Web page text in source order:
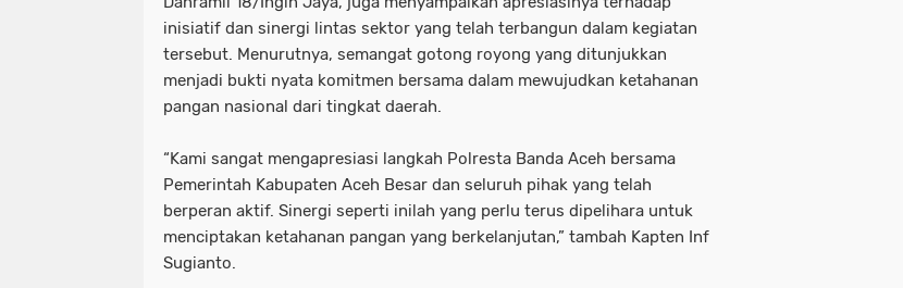
inisiatif dan sinergi lintas sektor yang telah terbangun dalam kegiatan
tersebut. Menurutnya, semangat gotong royong yang ditunjukkan
menjadi bukti nyata komitmen bersama dalam mewujudkan ketahanan
pangan nasional dari tingkat daerah.
“Kami sangat mengapresiasi langkah Polresta Banda Aceh bersama
Pemerintah Kabupaten Aceh Besar dan seluruh pihak yang telah
berperan aktif. Sinergi seperti inilah yang perlu terus dipelihara untuk
menciptakan ketahanan pangan yang berkelanjutan,” tambah Kapten Inf
Sugianto.